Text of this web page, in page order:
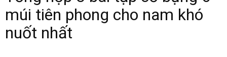
múi tiên phong cho nam khó
nuốt nhất